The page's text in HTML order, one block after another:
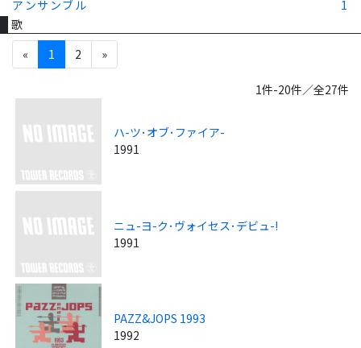
アンサンブル
1
歌
«
1 2 »
1件-20件／全27件
ハ-ツ･オブ･ファイア-
1991
ニュ-ヨ-ク･ヴォイセス･デビュ-!
1991
PAZZ&JOPS 1993
1992